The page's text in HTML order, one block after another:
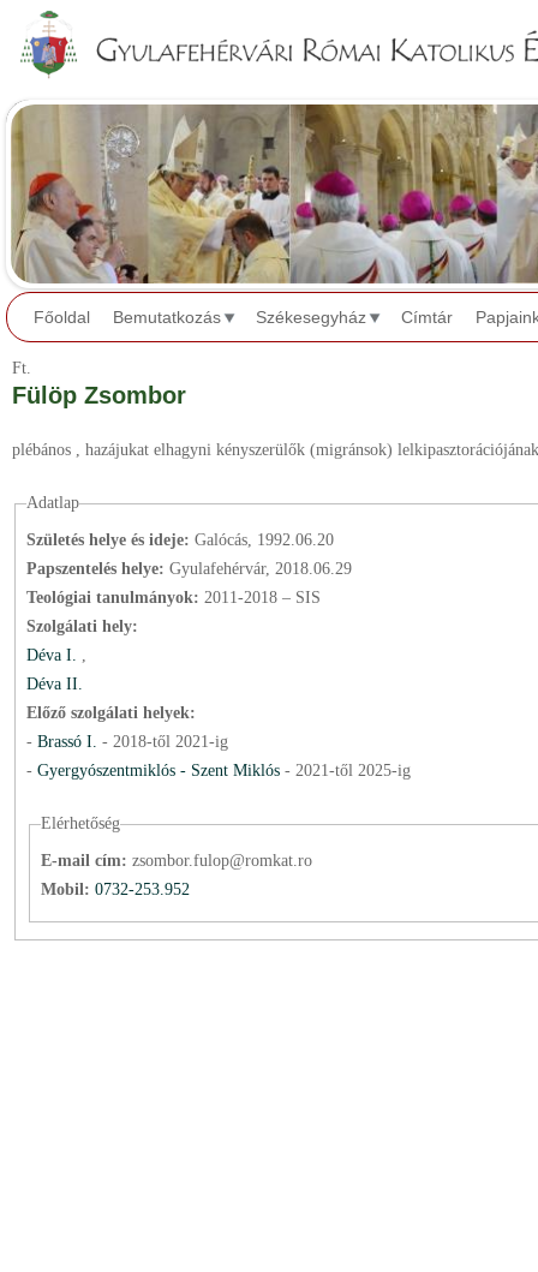
Főoldal Bemutatkozás Székesegyház Címtár
Ft.
Fülöp Zsombor
plébános , hazájukat elhagyni kényszerülők (migránsok)
Adatlap
Születés helye és ideje: Galócás, 1992.06.20
Papszentelés helye: Gyulafehérvár, 2018.06.29
Teológiai tanulmányok: 2011-2018 – SIS
Szolgálati hely:
Déva I. ,
Déva II.
Előző szolgálati helyek:
- Brassó I. - 2018-től 2021-ig
- Gyergyószentmiklós - Szent Miklós- 2021-től 2025-ig
Elérhetőség
E-mail cím: zsombor.fulop@romkat.ro
Mobil: 0732-253.952